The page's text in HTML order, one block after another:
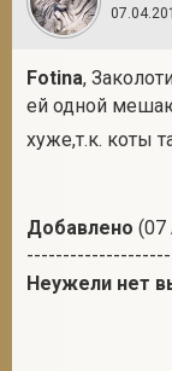
Fotina,
ей одной
хуже,т.к. коты
Добавлено (07
Неужели нет